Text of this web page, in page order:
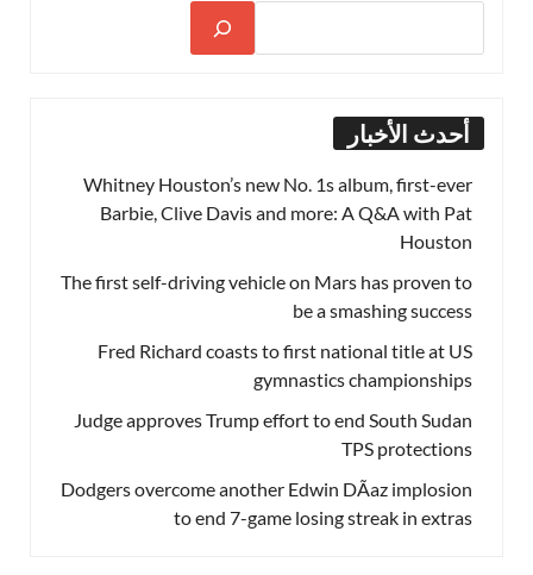
أحدث الأخبار
Whitney Houston’s new No. 1s album, first-ever
Barbie, Clive Davis and more: A Q&A with Pat
Houston
The first self-driving vehicle on Mars has proven to
be a smashing success
Fred Richard coasts to first national title at US
gymnastics championships
Judge approves Trump effort to end South Sudan
TPS protections
Dodgers overcome another Edwin DÃ­az implosion
to end 7-game losing streak in extras